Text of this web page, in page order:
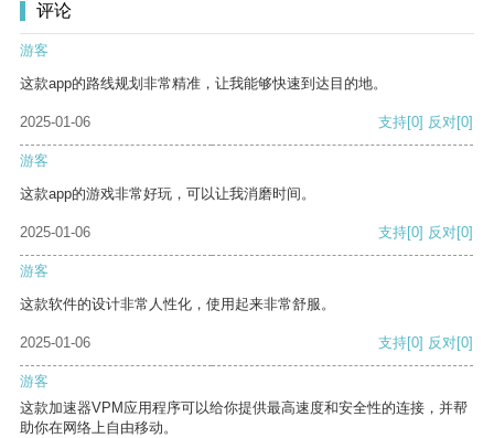
评论
游客
这款app的路线规划非常精准，让我能够快速到达目的地。
2025-01-06 支持[0] 反对[0]
游客
这款app的游戏非常好玩，可以让我消磨时间。
2025-01-06 支持[0] 反对[0]
游客
这款软件的设计非常人性化，使用起来非常舒服。
2025-01-06 支持[0] 反对[0]
游客
这款加速器VPM应用程序可以给你提供最高速度和安全性的连接，并帮
助你在网络上自由移动。